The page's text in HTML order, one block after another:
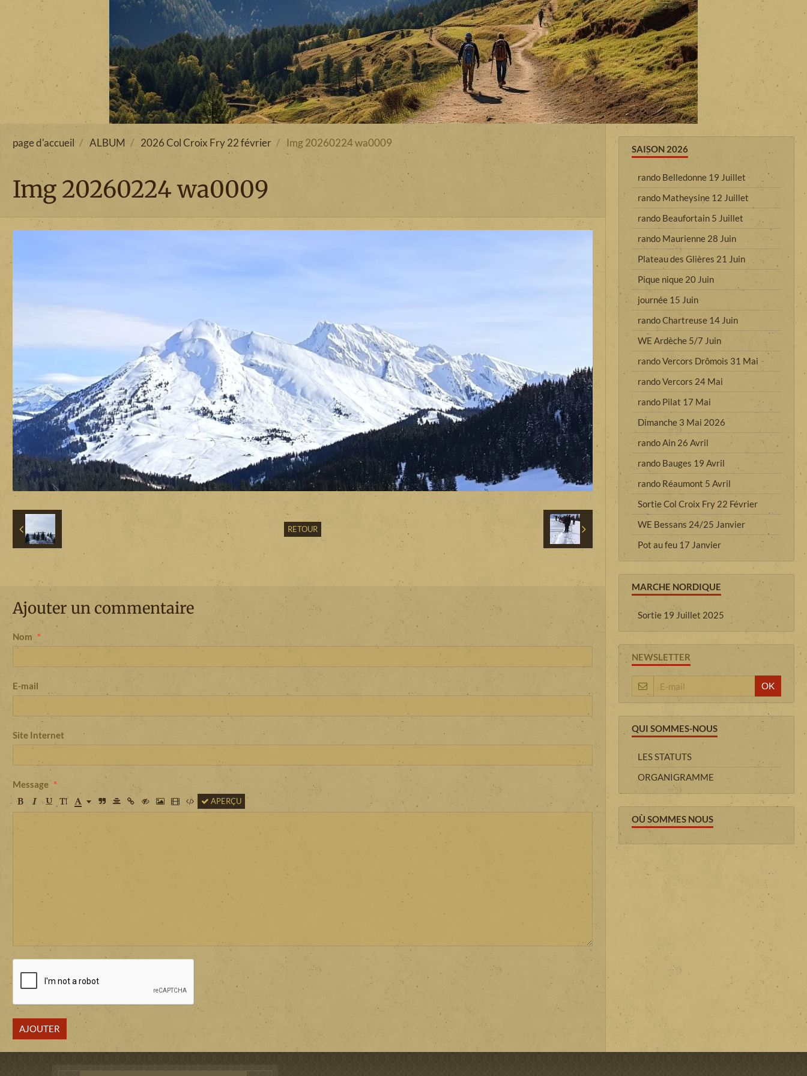
page d'accueil ALBUM 2026 Col Croix Fry 22 février Img 20260224 wa0009
Img 20260224 wa0009
RETOUR
Ajouter un commentaire
Nom
E-mail
Site Internet
Message
APERÇU
AJOUTER
SAISON 2026
rando Belledonne 19 Juillet
rando Matheysine 12 Juillet
rando Beaufortain 5 Juillet
rando Maurienne 28 Juin
Plateau des Glières 21 Juin
Pique nique 20 Juin
journée 15 Juin
rando Chartreuse 14 Juin
WE Ardèche 5/7 Juin
rando Vercors Drômois 31 Mai
rando Vercors 24 Mai
rando Pilat 17 Mai
Dimanche 3 Mai 2026
rando Ain 26 Avril
rando Bauges 19 Avril
rando Réaumont 5 Avril
Sortie Col Croix Fry 22 Février
WE Bessans 24/25 Janvier
Pot au feu 17 Janvier
MARCHE NORDIQUE
Sortie 19 Juillet 2025
NEWSLETTER
OK
QUI SOMMES-NOUS
LES STATUTS
ORGANIGRAMME
OÙ SOMMES NOUS